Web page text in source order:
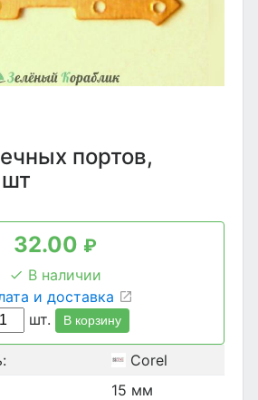
портов,
32.00 ₽
В наличии
и доставка
шт.
В корзину
Corel
15 мм